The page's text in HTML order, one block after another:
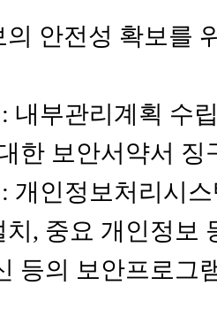
안전성 확보를
내부관리계획 수
한 보안서약서 징
개인정보처리시
, 중요 개인정보
등의 보안프로그